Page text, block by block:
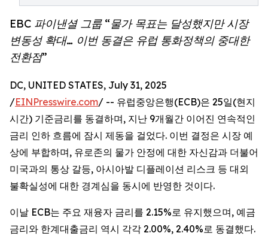
EBC 파이낸셜 그룹 “물가 목표는 달성했지만 시장
변동성 확대… 이번 동결은 유럽 통화정책의 중대한
전환점”
DC, UNITED STATES, July 31, 2025
/EINPresswire.com/ -- 유럽중앙은행(ECB)은 25일(현지
시간) 기준금리를 동결하며, 지난 9개월간 이어진 연속적인
금리 인하 흐름에 잠시 제동을 걸었다. 이번 결정은 시장 예
상에 부합하며, 유로존의 물가 안정에 대한 자신감과 더불어
미국과의 통상 갈등, 아시아발 디플레이션 리스크 등 대외
불확실성에 대한 경계심을 동시에 반영한 것이다.
이날 ECB는 주요 재융자 금리를 2.15%로 유지했으며, 예금
금리와 한계대출금리 역시 각각 2.00%, 2.40%로 동결했다.